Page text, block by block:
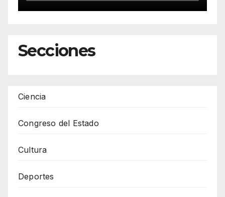
Secciones
Ciencia
Congreso del Estado
Cultura
Deportes